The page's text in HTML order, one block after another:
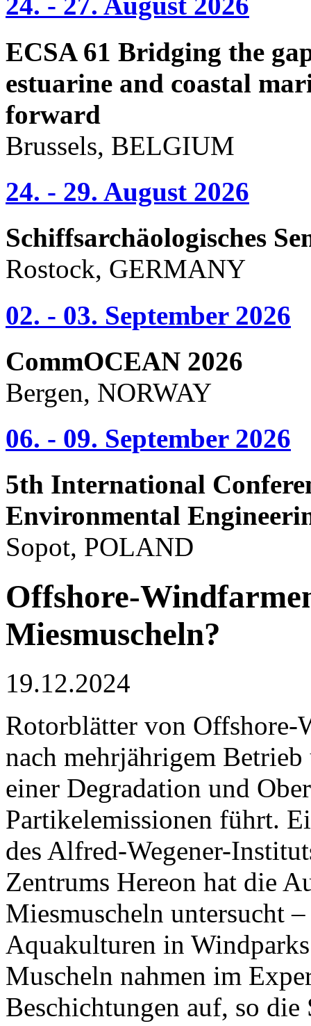
ECSA 61 Bridging the
estuarine and coastal
forward
Brussels, BELGIUM
24. - 29. August 2026
Schiffsarchäologisches
Rostock, GERMANY
02. - 03. September 2026
CommOCEAN 2026
Bergen, NORWAY
06. - 09. September 2026
5th International
Environmental
Sopot, POLAND
Offshore-
Miesmuscheln?
19.12.2024
Rotorblätter von Offshore-
nach mehrjährigem
einer Degradation und
Partikelemissionen führt.
des Alfred-Wegener-
Zentrums Hereon hat die
Miesmuscheln untersucht
Aquakulturen in
Muscheln nahmen im
Beschichtungen auf, so